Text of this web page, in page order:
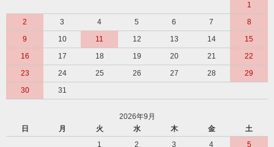
1
2
3 4 5 6 7
8
9
10 11 12 13 14
15
16
17 18 19 20 21
22
23
24 25 26 27 28
29
30
31
2026年9月
日
月 火 水 木 金
土
1
2 3 4
5